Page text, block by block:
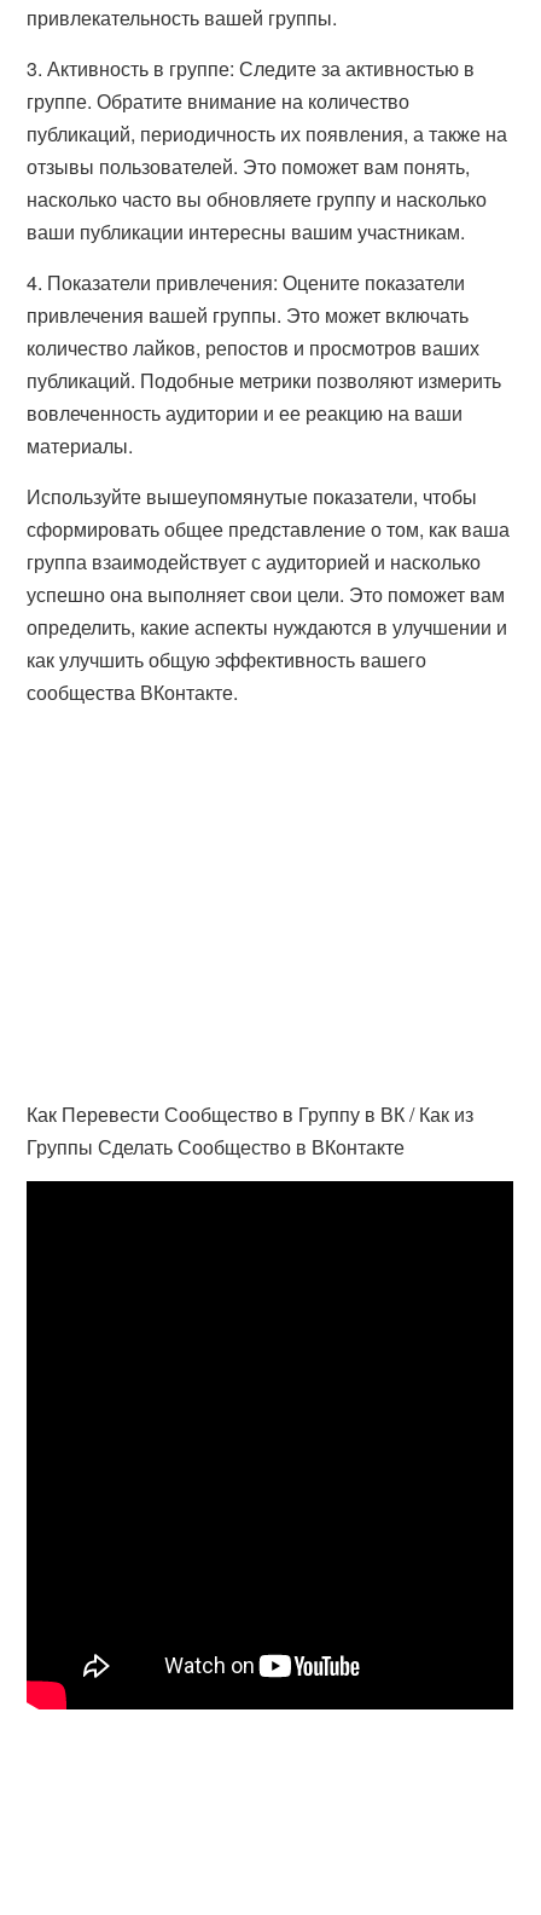
привлекательность вашей группы.
3. Активность в группе: Следите за активностью в
группе. Обратите внимание на количество
публикаций, периодичность их появления, а также на
отзывы пользователей. Это поможет вам понять,
насколько часто вы обновляете группу и насколько
ваши публикации интересны вашим участникам.
4. Показатели привлечения: Оцените показатели
привлечения вашей группы. Это может включать
количество лайков, репостов и просмотров ваших
публикаций. Подобные метрики позволяют измерить
вовлеченность аудитории и ее реакцию на ваши
материалы.
Используйте вышеупомянутые показатели, чтобы
сформировать общее представление о том, как ваша
группа взаимодействует с аудиторией и насколько
успешно она выполняет свои цели. Это поможет вам
определить, какие аспекты нуждаются в улучшении и
как улучшить общую эффективность вашего
сообщества ВКонтакте.
Как Перевести Сообщество в Группу в ВК / Как из
Группы Сделать Сообщество в ВКонтакте